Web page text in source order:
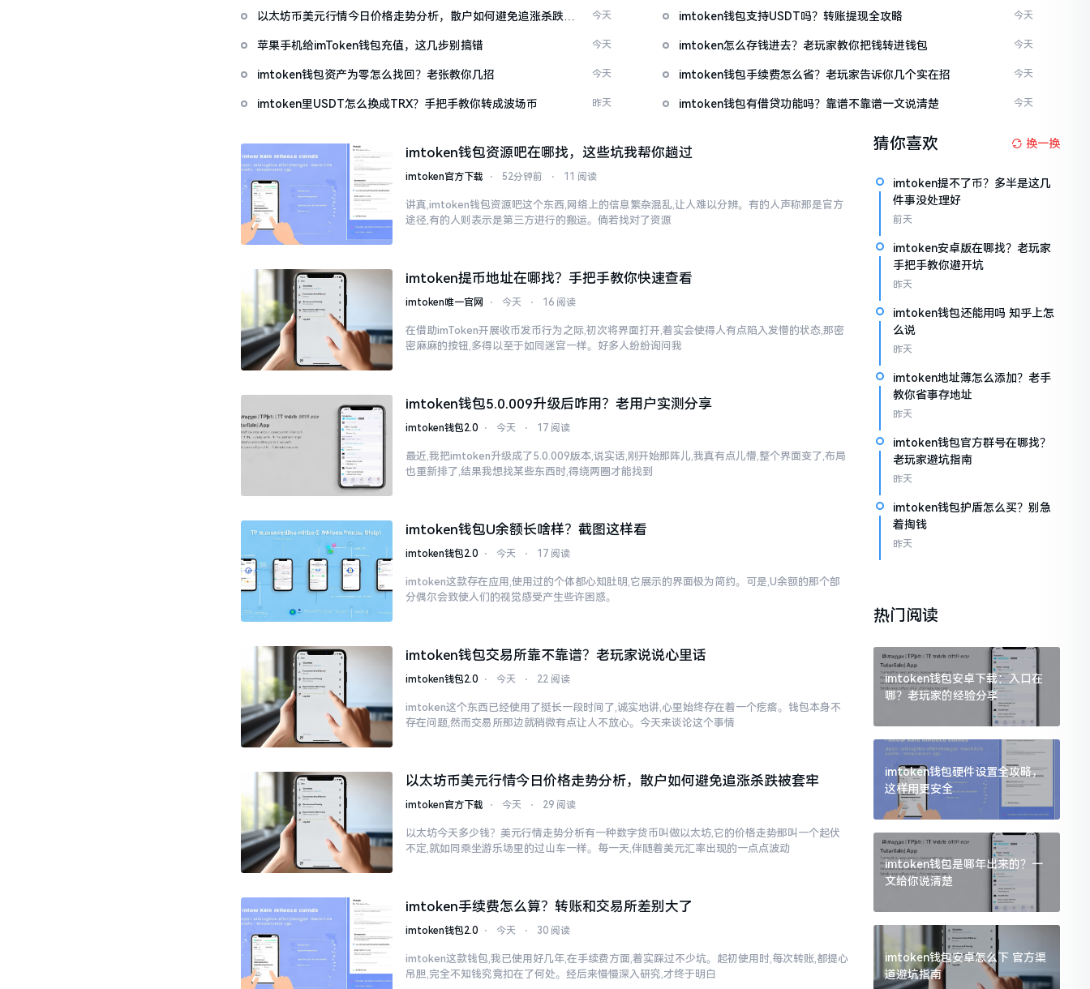
以太坊币美元行情今日价格走势分析，散户如何避免追涨杀跌被
今天
苹果手机给imToken钱包充值，这几步别搞错 今天
imtoken钱包资产为零怎么找回？老张教你几招 今天
imtoken里USDT怎么换成TRX？手把手教你转成波场币 昨天
imtoken钱包支持USDT吗？转账提现全攻略 今天
imtoken怎么存钱进去？老玩家教你把钱转进钱包 今天
imtoken钱包手续费怎么省？老玩家告诉你几个实在招 今天
imtoken钱包有借贷功能吗？靠谱不靠谱一文说清楚 今天
imtoken钱包资源吧在哪找，这些坑我帮你趟过
imtoken官方下载 ⋅ 52分钟前 ⋅ 11 阅读
讲真,imtoken钱包资源吧这个东西,网络上的信息繁杂混乱,让人难以分辨。有的人声称那是官方
途径,有的人则表示是第三方进行的搬运。倘若找对了资源
imtoken提币地址在哪找？手把手教你快速查看
imtoken唯一官网 ⋅ 今天 ⋅ 16 阅读
在借助imToken开展收币发币行为之际,初次将界面打开,着实会使得人有点陷入发懵的状态,那密
密麻麻的按钮,多得以至于如同迷宫一样。好多人纷纷询问我
imtoken钱包5.0.009升级后咋用？老用户实测分享
imtoken钱包2.0 ⋅ 今天 ⋅ 17 阅读
最近,我把imtoken升级成了5.0.009版本,说实话,刚开始那阵儿,我真有点儿懵,整个界面变了,布局
也重新排了,结果我想找某些东西时,得绕两圈才能找到
imtoken钱包U余额长啥样？截图这样看
imtoken钱包2.0 ⋅ 今天 ⋅ 17 阅读
imtoken这款存在应用,使用过的个体都心知肚明,它展示的界面极为简约。可是,U余额的那个部
分偶尔会致使人们的视觉感受产生些许困惑。
imtoken钱包交易所靠不靠谱？老玩家说说心里话
imtoken钱包2.0 ⋅ 今天 ⋅ 22 阅读
imtoken这个东西已经使用了挺长一段时间了,诚实地讲,心里始终存在着一个疙瘩。钱包本身不
存在问题,然而交易所那边就稍微有点让人不放心。今天来谈论这个事情
以太坊币美元行情今日价格走势分析，散户如何避免追涨杀跌被套牢
imtoken官方下载 ⋅ 今天 ⋅ 29 阅读
以太坊今天多少钱？美元行情走势分析有一种数字货币叫做以太坊,它的价格走势那叫一个起伏
不定,就如同乘坐游乐场里的过山车一样。每一天,伴随着美元汇率出现的一点点波动
imtoken手续费怎么算？转账和交易所差别大了
imtoken钱包2.0 ⋅ 今天 ⋅ 30 阅读
imtoken这款钱包,我已使用好几年,在手续费方面,着实踩过不少坑。起初使用时,每次转账,都提心
吊胆,完全不知钱究竟扣在了何处。经后来慢慢深入研究,才终于明白
猜你喜欢 换一换
imtoken提不了币？多半是这几
件事没处理好
前天
imtoken安卓版在哪找？老玩家
手把手教你避开坑
昨天
imtoken钱包还能用吗 知乎上怎
么说
昨天
imtoken地址薄怎么添加？老手
教你省事存地址
昨天
imtoken钱包官方群号在哪找？
老玩家避坑指南
昨天
imtoken钱包护盾怎么买？别急
着掏钱
昨天
热门阅读
imtoken钱包安卓下载：入口在
哪？老玩家的经验分享
imtoken钱包硬件设置全攻略，
这样用更安全
imtoken钱包是哪年出来的？一
文给你说清楚
imtoken钱包安卓怎么下 官方渠
道避坑指南